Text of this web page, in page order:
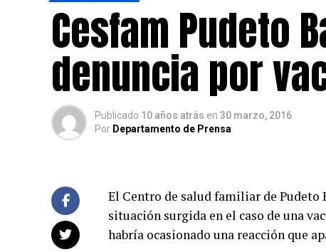
Cesfam Pudeto
denuncia por
Publicado 10 años atrás en 30 marzo, 2016
Por Departamento de Prensa
El Centro de salud familiar de Pudeto
situación surgida en el caso de una
habría ocasionado una reacción que